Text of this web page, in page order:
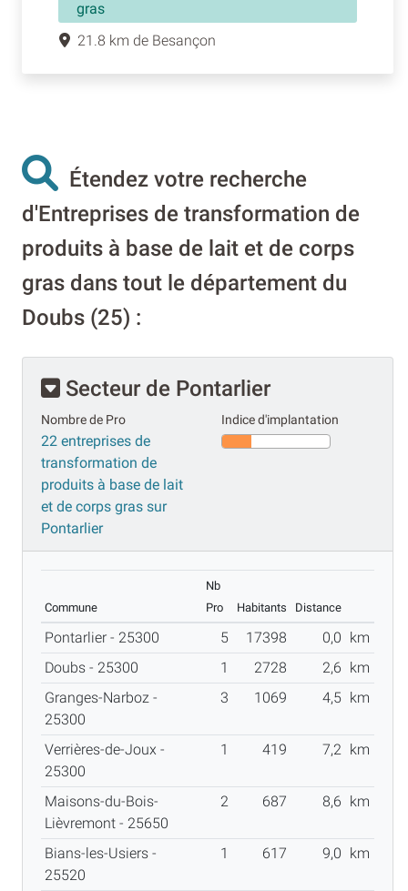
gras
21.8 km de Besançon
Étendez votre recherche
d'Entreprises de transformation de
produits à base de lait et de corps
gras dans tout le département du
Doubs (25) :
Secteur de Pontarlier
Nombre de Pro
22 entreprises de
transformation de
produits à base de lait
et de corps gras sur
Pontarlier
Indice d'implantation
Commune
Nb
Pro
Habitants Distance
Pontarlier - 25300 5 17398 0,0
km
Doubs - 25300
1 2728 2,6
km
Granges-Narboz -
25300
3 1069 4,5 km
Verrières-de-Joux -
25300
1 419 7,2 km
Maisons-du-Bois-
Lièvremont - 25650
2 687 8,6 km
Bians-les-Usiers -
25520
1 617 9,0 km